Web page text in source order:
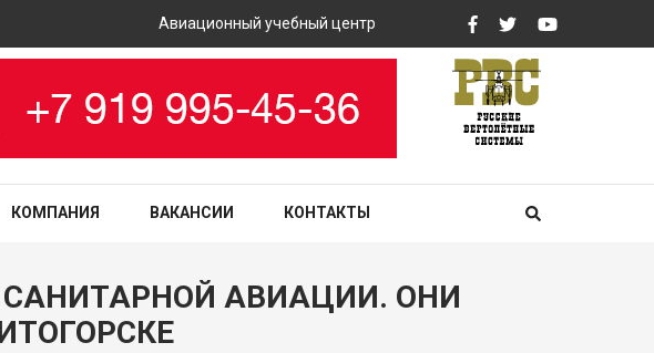
Авиационный учебный центр «РВС» закупит вертолетные тренажеры
КОМПАНИЯ ВАКАНСИИ КОНТАКТЫ
САНИТАРНОЙ АВИАЦИИ. ОНИ